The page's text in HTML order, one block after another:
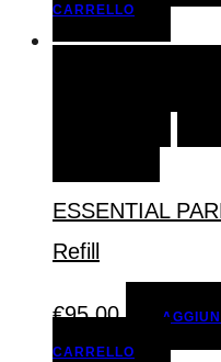
CARRELLO
ESSENTIAL
Refill
€95,00
CARRELLO